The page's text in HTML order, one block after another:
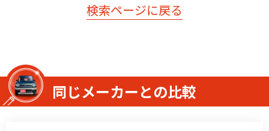
検索ページに戻る
同じメーカーとの比較